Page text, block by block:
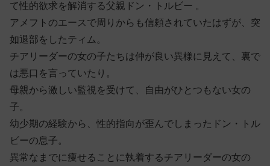
て性的欲求を解消する父親ドン・トルビー 。
アメフトのエースで周りからも信頼されていたはずが、突
如退部をしたティム。
チアリーダーの女の子たちは仲が良い異様に見えて、裏で
は悪口を言っていたり。
母親から激しい監視を受けて、自由がひとつもない女の
子。
幼少期の経験から、性的指向が歪んでしまったドン・トル
ビーの息子。
異常なまでに痩せることに執着するチアリーダーの女の